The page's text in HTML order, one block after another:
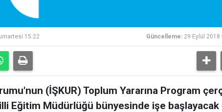
15:22 Güncelleme: 29 Eylül
(İŞKUR) Toplum Yararına Program
Eğitim Müdürlüğü bünyesinde işe başlayacak